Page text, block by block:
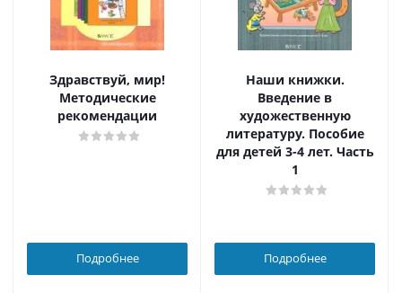
Здравствуй, мир!
Методические
рекомендации
Подробнее
Наши книжки.
Введение в
художественную
литературу. Пособие
для детей 3-4 лет. Часть
1
Подробнее